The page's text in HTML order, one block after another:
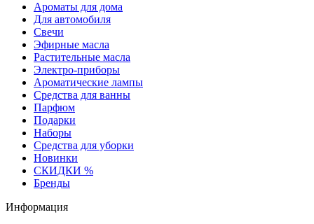
Ароматы для дома
Для автомобиля
Свечи
Эфирные масла
Растительные масла
Электро-приборы
Ароматические лампы
Средства для ванны
Парфюм
Подарки
Наборы
Средства для уборки
Новинки
СКИДКИ %
Бренды
Информация